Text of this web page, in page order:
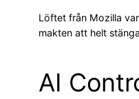
Löftet från Mozilla
makten att helt
AI